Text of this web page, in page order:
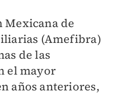
Mexicana de
(Amefibra)
de las
el mayor
años anteriores,